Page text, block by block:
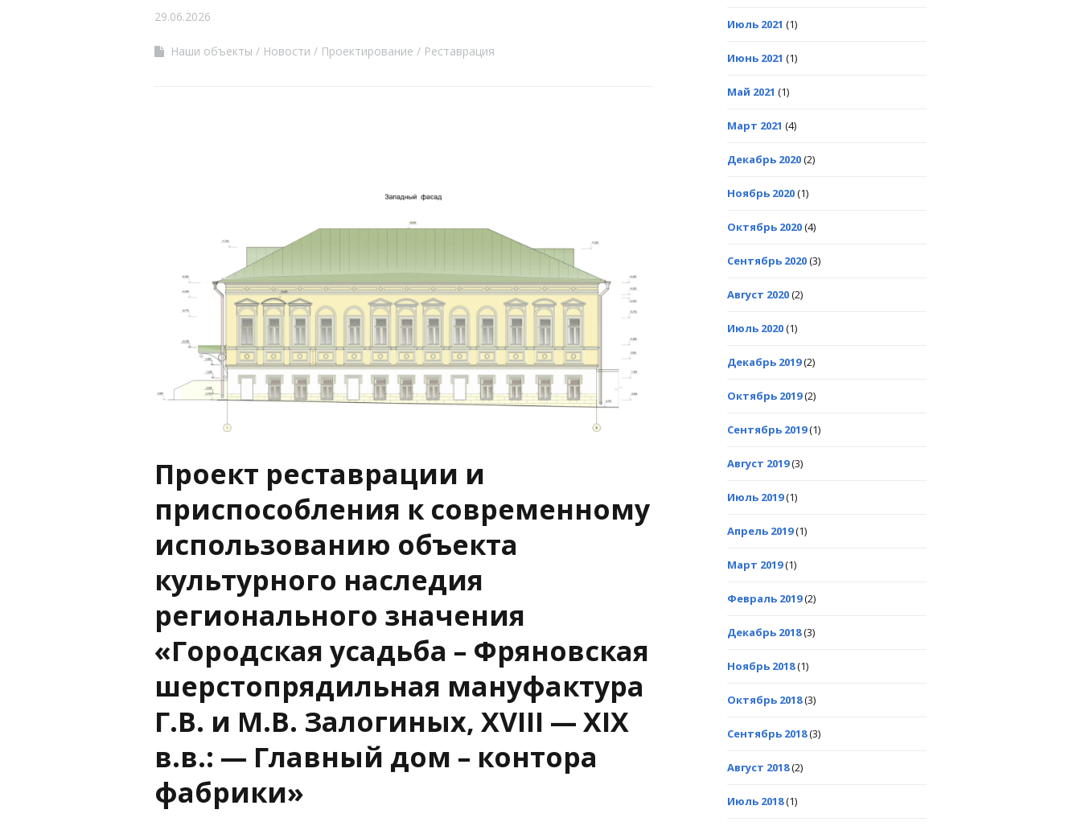
29.06.2026
Наши объекты Новости Проектирование Реставрация
Проект реставрации и
приспособления к современному
использованию объекта
культурного наследия
регионального значения
«Городская усадьба – Фряновская
шерстопрядильная мануфактура
Г.В. и М.В. Залогиных, XVIII — XIX
в.в.: — Главный дом – контора
фабрики»
Июль 2021 (1)
Июнь 2021 (1)
Май 2021 (1)
Март 2021 (4)
Декабрь 2020(2)
Ноябрь 2020(1)
Октябрь 2020(4)
Сентябрь 2020(3)
Август 2020(2)
Июль 2020(1)
Декабрь 2019(2)
Октябрь 2019(2)
Сентябрь 2019(1)
Август 2019(3)
Июль 2019(1)
Апрель 2019(1)
Март 2019(1)
Февраль 2019(2)
Декабрь 2018(3)
Ноябрь 2018(1)
Октябрь 2018(3)
Сентябрь 2018(3)
Август 2018(2)
Июль 2018(1)